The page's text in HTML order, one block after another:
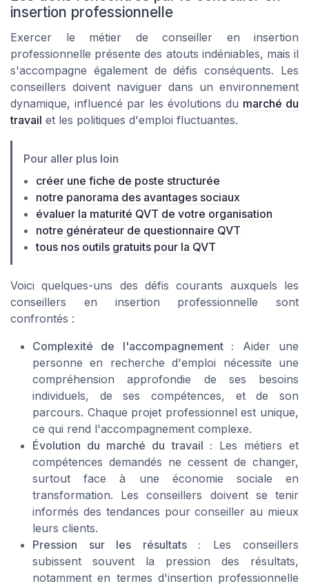
insertion professionnelle
Exercer le métier de conseiller en insertion
professionnelle présente des atouts indéniables, mais il
s'accompagne également de défis conséquents. Les
conseillers doivent naviguer dans un environnement
dynamique, influencé par les évolutions du marché du
travail et les politiques d'emploi fluctuantes.
Pour aller plus loin
créer une fiche de poste structurée
notre panorama des avantages sociaux
évaluer la maturité QVT de votre organisation
notre générateur de questionnaire QVT
tous nos outils gratuits pour la QVT
Voici quelques-uns des défis courants auxquels les
conseillers en insertion professionnelle sont
confrontés :
Complexité de l'accompagnement : Aider une
personne en recherche d'emploi nécessite une
compréhension approfondie de ses besoins
individuels, de ses compétences, et de son
parcours. Chaque projet professionnel est unique,
ce qui rend l'accompagnement complexe.
Évolution du marché du travail : Les métiers et
compétences demandés ne cessent de changer,
surtout face à une économie sociale en
transformation. Les conseillers doivent se tenir
informés des tendances pour conseiller au mieux
leurs clients.
Pression sur les résultats : Les conseillers
subissent souvent la pression des résultats,
notamment en termes d'insertion professionnelle